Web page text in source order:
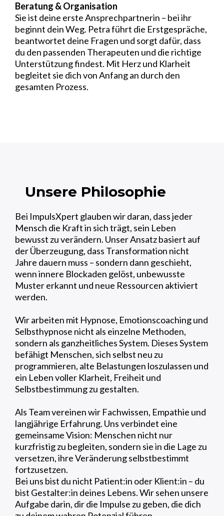
Beratung & Organisation
Sie ist deine erste Ansprechpartnerin – bei ihr
beginnt dein Weg. Petra führt die Erstgespräche,
beantwortet deine Fragen und sorgt dafür, dass
du den passenden Therapeuten und die richtige
Unterstützung findest. Mit Herz und Klarheit
begleitet sie dich von Anfang an durch den
gesamten Prozess.
Unsere Philosophie
Bei ImpulsXpert glauben wir daran, dass jeder
Mensch die Kraft in sich trägt, sein Leben
bewusst zu verändern. Unser Ansatz basiert auf
der Überzeugung, dass Transformation nicht
Jahre dauern muss – sondern dann geschieht,
wenn innere Blockaden gelöst, unbewusste
Muster erkannt und neue Ressourcen aktiviert
werden.
Wir arbeiten mit Hypnose, Emotionscoaching und
Selbsthypnose nicht als einzelne Methoden,
sondern als ganzheitliches System. Dieses System
befähigt Menschen, sich selbst neu zu
programmieren, alte Belastungen loszulassen und
ein Leben voller Klarheit, Freiheit und
Selbstbestimmung zu gestalten.
Als Team vereinen wir Fachwissen, Empathie und
langjährige Erfahrung. Uns verbindet eine
gemeinsame Vision: Menschen nicht nur
kurzfristig zu begleiten, sondern sie in die Lage zu
versetzen, ihre Veränderung selbstbestimmt
fortzusetzen.
Bei uns bist du nicht Patient:in oder Klient:in – du
bist Gestalter:in deines Lebens. Wir sehen unsere
Aufgabe darin, dir die Impulse zu geben, die dich